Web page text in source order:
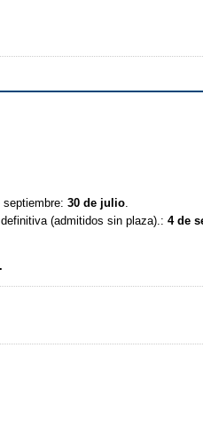
septiembre:30 de julio.
(admitidos sin plaza).:4 de